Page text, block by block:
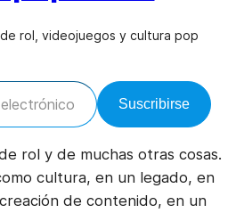
rol, videojuegos y cultura pop
Suscribirse
rol y de muchas otras cosas.
cultura, en un legado, en
de contenido, en un